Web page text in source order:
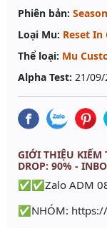
Phiên bản:
Loại Mu: Reset In
Thể loại: Mu
Alpha Test: 21/09/
GIỚI THIỆU KIẾM
DROP: 90% -
✅✅Zalo ADM
✅NHÓM: